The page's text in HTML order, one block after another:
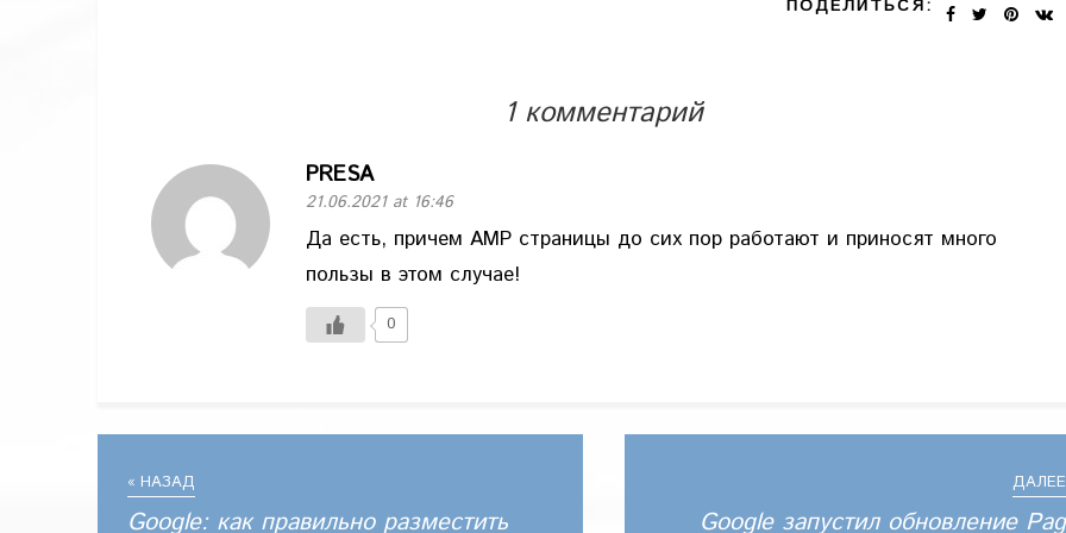
ПОДЕЛИТЬСЯ:
1 комментарий
PRESA
21.06.2021 at 16:46
Да есть, причем AMP страницы до сих пор работают и приносят много
пользы в этом случае!
0
« НАЗАД
Google: как правильно разместить Google запустил обновление